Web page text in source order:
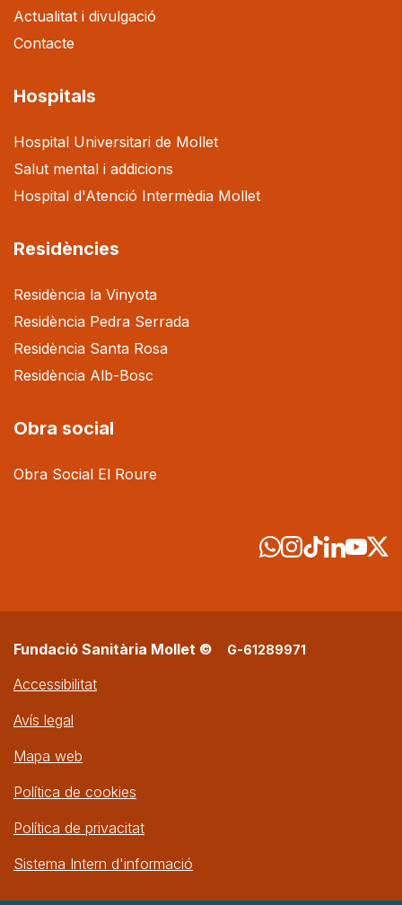
Actualitat i divulgació
Contacte
Hospitals
Hospital Universitari de Mollet
Salut mental i addicions
Hospital d'Atenció Intermèdia Mollet
Residències
Residència la Vinyota
Residència Pedra Serrada
Residència Santa Rosa
Residència Alb-Bosc
Obra social
Obra Social El Roure
Fundació Sanitària Mollet © G-61289971
Accessibilitat
Avís legal
Mapa web
Política de cookies
Política de privacitat
Sistema Intern d'informació